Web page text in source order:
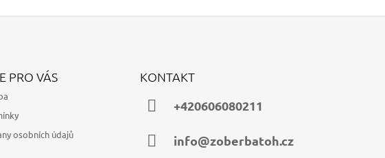
PRO VÁS
osobních údajů
KONTAKT
+420606080211
info@zoberbatoh.cz